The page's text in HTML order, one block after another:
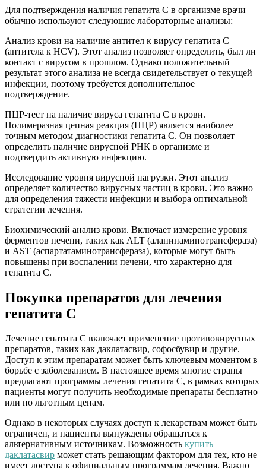
Для подтверждения наличия гепатита C в организме врачи
обычно используют следующие лабораторные анализы:
Анализ крови на наличие антител к вирусу гепатита C
(антитела к HCV). Этот анализ позволяет определить, был ли
контакт с вирусом в прошлом. Однако положительный
результат этого анализа не всегда свидетельствует о текущей
инфекции, поэтому требуется дополнительное
подтверждение.
ПЦР-тест на наличие вируса гепатита C в крови.
Полимеразная цепная реакция (ПЦР) является наиболее
точным методом диагностики гепатита C. Он позволяет
определить наличие вирусной РНК в организме и
подтвердить активную инфекцию.
Исследование уровня вирусной нагрузки. Этот анализ
определяет количество вирусных частиц в крови. Это важно
для определения тяжести инфекции и выбора оптимальной
стратегии лечения.
Биохимический анализ крови. Включает измерение уровня
ферментов печени, таких как ALT (аланинаминотрансфераза)
и AST (аспартатаминотрансфераза), которые могут быть
повышены при воспалении печени, что характерно для
гепатита C.
Покупка препаратов для лечения
гепатита C
Лечение гепатита C включает применение противовирусных
препаратов, таких как даклатасвир, софосбувир и другие.
Доступ к этим препаратам может быть ключевым моментом в
борьбе с заболеванием. В настоящее время многие страны
предлагают программы лечения гепатита C, в рамках которых
пациенты могут получить необходимые препараты бесплатно
или по льготным ценам.
Однако в некоторых случаях доступ к лекарствам может быть
ограничен, и пациенты вынуждены обращаться к
альтернативным источникам. Возможность купить
даклатасвир может стать решающим фактором для тех, кто не
имеет доступа к официальным программам лечения. Важно